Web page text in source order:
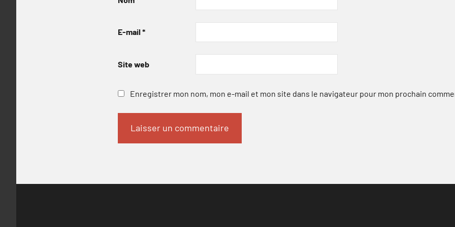
E-mail *
Site web
Enregistrer mon nom, mon e-mail et mon site dans le navigateur pour mon prochain